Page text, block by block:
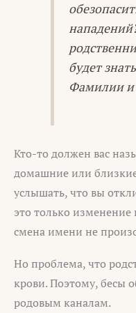
будет
Фамилии
Кто-то должен вас
домашние или
услышать, что вы
это только
смена имени не
Но проблема, что
крови. Поэтому, бесы
родовым каналам.